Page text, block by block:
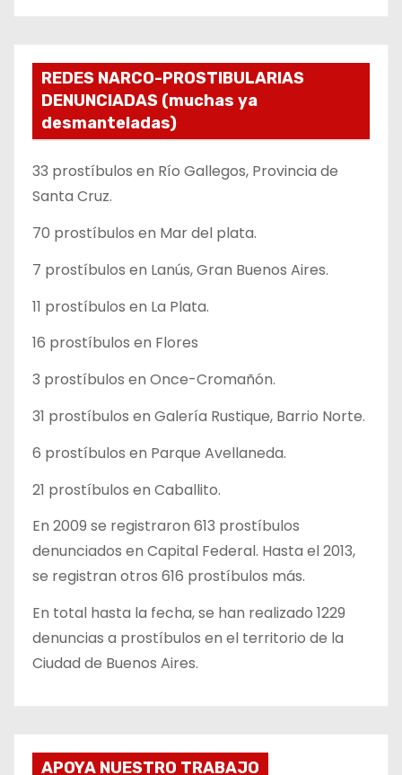
REDES NARCO-PROSTIBULARIAS
DENUNCIADAS (muchas ya
desmanteladas)
33 prostíbulos en Río Gallegos, Provincia de
Santa Cruz.
70 prostíbulos en Mar del plata.
7 prostíbulos en Lanús, Gran Buenos Aires.
11 prostíbulos en La Plata.
16 prostíbulos en Flores
3 prostíbulos en Once-Cromañón.
31 prostíbulos en Galería Rustique, Barrio Norte.
6 prostíbulos en Parque Avellaneda.
21 prostíbulos en Caballito.
En 2009 se registraron 613 prostíbulos
denunciados en Capital Federal. Hasta el 2013,
se registran otros 616 prostíbulos más.
En total hasta la fecha, se han realizado 1229
denuncias a prostíbulos en el territorio de la
Ciudad de Buenos Aires.
APOYA NUESTRO TRABAJO